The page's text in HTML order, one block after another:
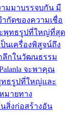
มมาบรรจบกัน มี
กัดของความเชื่อ
พุทธรูปที่ใหญ่ที่สุด
นเครื่องพิสูจน์ถึง
ลึกในวัฒนธรรม
จะพาคุณ
ทธรูปที่ใหญ่และ
มายทาง
สิ่งก่อสร้างอัน